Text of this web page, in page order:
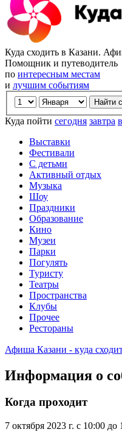
Куда сходить в Казани.
Помощник и путеводитель
по интересным местам
и лучшим событиям
Куда пойти сегодня завтра
Выставки
Фестивали
С детьми
Активный отдых
Музыка
Шоу
Праздники
Образование
Кино
Музеи
Парки
Погулять
Туристу
Театры
Пространства
Клубы
Прочее
Рестораны
Афиша Казани - куда
Информация о
Когда проходит
7 октября 2023 г. с 10:00 до